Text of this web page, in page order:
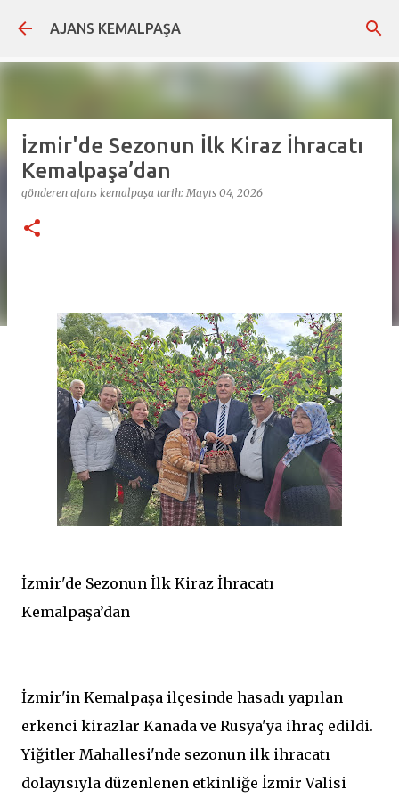
Ana içeriğe atla
AJANS KEMALPAŞA
İzmir'de Sezonun İlk Kiraz İhracatı
Kemalpaşa’dan
gönderen ajans kemalpaşa tarih:Mayıs 04, 2026
İzmir'de Sezonun İlk Kiraz İhracatı
Kemalpaşa’dan
İzmir'in Kemalpaşa ilçesinde hasadı yapılan
erkenci kirazlar Kanada ve Rusya'ya ihraç edildi.
Yiğitler Mahallesi'nde sezonun ilk ihracatı
dolayısıyla düzenlenen etkinliğe İzmir Valisi